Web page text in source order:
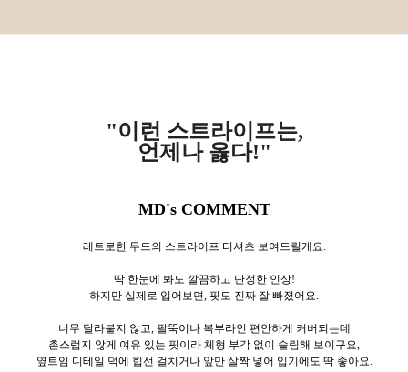
"이런 스트라이프는,
언제나 옳다!"
MD's COMMENT
레트로한 무드의 스트라이프 티셔츠 보여드릴게요.
딱 한눈에 봐도 깔끔하고 단정한 인상!
하지만 실제로 입어보면, 핏도 진짜 잘 빠졌어요.
너무 달라붙지 않고, 팔뚝이나 복부라인 편안하게 커버되는데
촌스럽지 않게 여유 있는 핏이라 체형 부각 없이 슬림해 보이구요,
옆트임 디테일 덕에 힙선 걸치거나 앞만 살짝 넣어 입기에도 딱 좋아요.